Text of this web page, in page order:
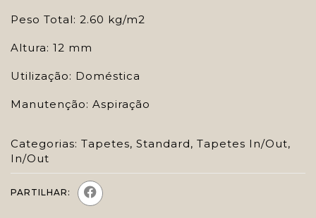
Peso Total: 2.60 kg/m2
Altura: 12 mm
Utilização: Doméstica
Manutenção: Aspiração
Categorias: Tapetes, Standard, Tapetes In/Out,
In/Out
PARTILHAR: